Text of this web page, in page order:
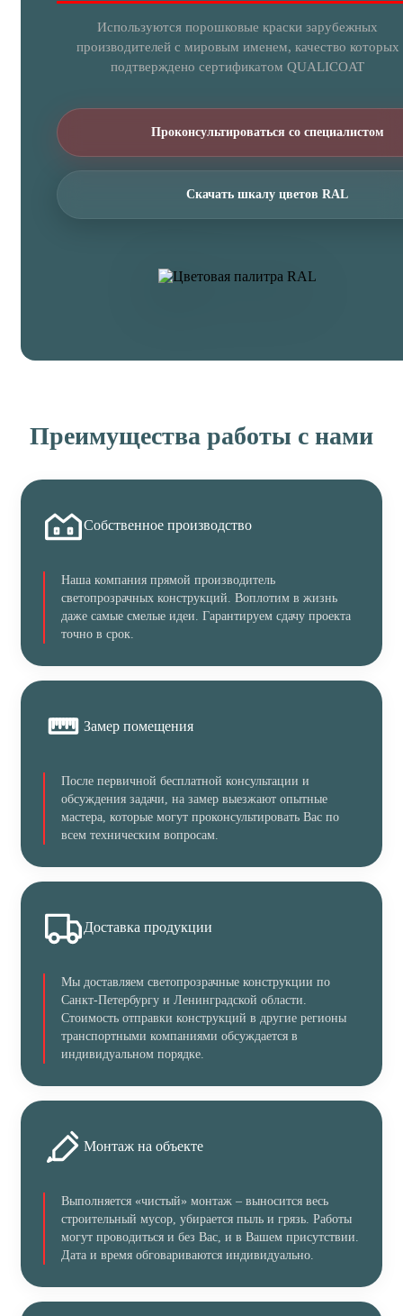
Используются порошковые краски зарубежных
производителей с мировым именем, качество которых
подтверждено сертификатом QUALICOAT
Проконсультироваться со специалистом
Скачать шкалу цветов RAL
Преимущества работы с нами
Собственное производство
Наша компания прямой производитель
светопрозрачных конструкций. Воплотим в жизнь
даже самые смелые идеи. Гарантируем сдачу проекта
точно в срок.
Замер помещения
После первичной бесплатной консультации и
обсуждения задачи, на замер выезжают опытные
мастера, которые могут проконсультировать Вас по
всем техническим вопросам.
Доставка продукции
Мы доставляем светопрозрачные конструкции по
Санкт-Петербургу и Ленинградской области.
Стоимость отправки конструкций в другие регионы
транспортными компаниями обсуждается в
индивидуальном порядке.
Монтаж на объекте
Выполняется «чистый» монтаж – выносится весь
строительный мусор, убирается пыль и грязь. Работы
могут проводиться и без Вас, и в Вашем присутствии.
Дата и время обговариваются индивидуально.